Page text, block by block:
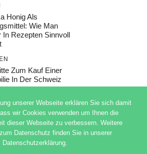
Honig Als
Wie Man
In Rezepten Sinnvoll
Zum Kauf Einer
In Der Schweiz
© 2026 ADSIMPLE
unserer Webseite erklären Sie sich damit
wir Cookies verwenden um Ihnen die
dieser Webseite zu verbessern. Weitere
Datenschutz finden Sie in unserer
Datenschutzerklärung.